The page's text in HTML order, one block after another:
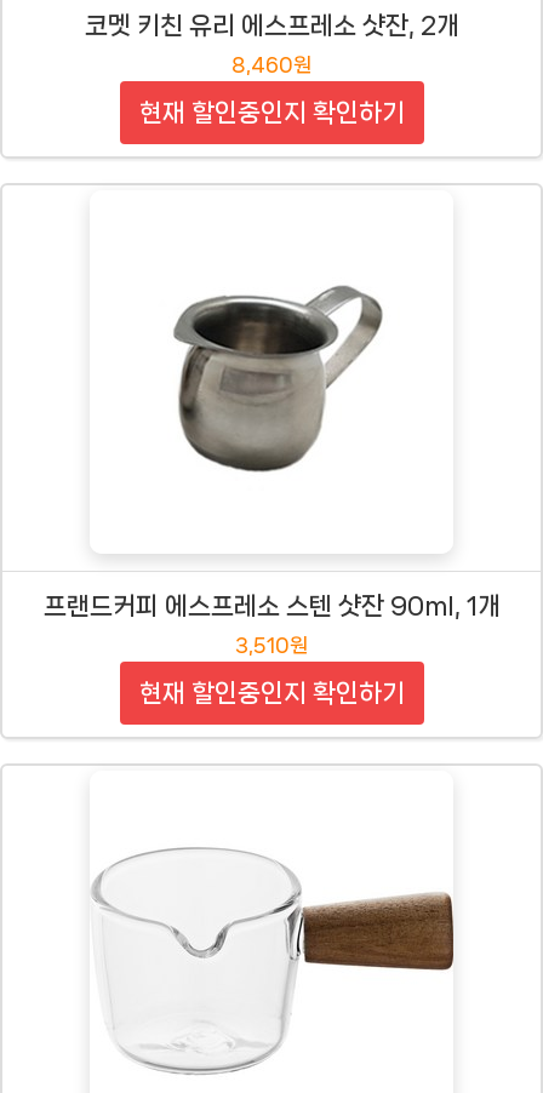
코멧 키친 유리 에스프레소 샷잔, 2개
8,460원
현재 할인중인지 확인하기
프랜드커피 에스프레소 스텐 샷잔 90ml, 1개
3,510원
현재 할인중인지 확인하기